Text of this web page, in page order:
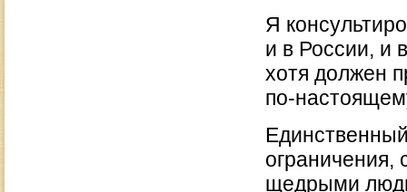
Я
и в России, и
хотя должен
по-
ограничения,
щедрыми